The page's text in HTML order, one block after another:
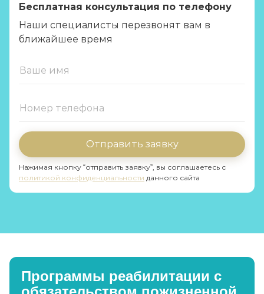
Бесплатная консультация по телефону
Наши специалисты перезвонят вам в
ближайшее время
Отправить заявку
Нажимая кнопку “отправить заявку”, вы соглашаетесь с
политикой конфиденциальности данного сайта
Программы реабилитации с